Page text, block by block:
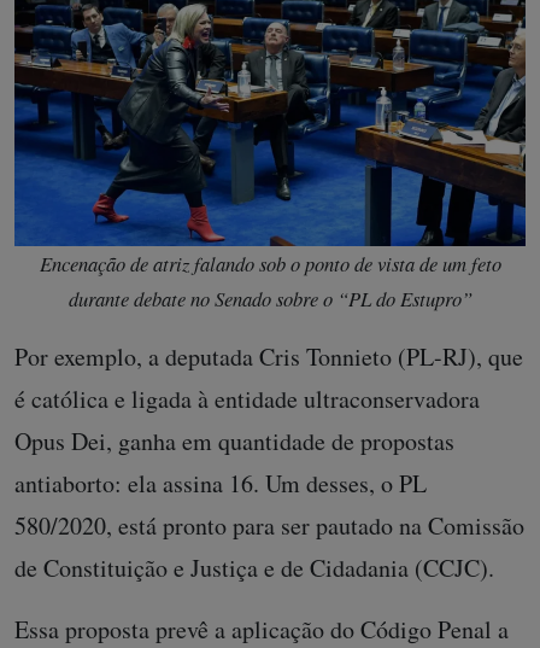
Encenação de atriz falando sob o ponto de vista de um feto
durante debate no Senado sobre o “PL do Estupro”
Por exemplo, a deputada Cris Tonnieto (PL-RJ), que
é católica e ligada à entidade ultraconservadora
Opus Dei, ganha em quantidade de propostas
antiaborto: ela assina 16. Um desses, o PL
580/2020, está pronto para ser pautado na Comissão
de Constituição e Justiça e de Cidadania (CCJC).
Essa proposta prevê a aplicação do Código Penal a